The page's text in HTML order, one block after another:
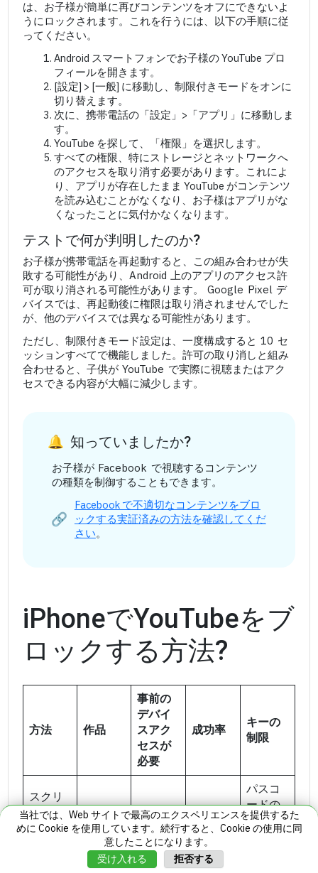
は、お子様が簡単に再びコンテンツをオフにできないよ
うにロックされます。これを行うには、以下の手順に従
ってください。
Android スマートフォンでお子様の YouTube プロ
フィールを開きます。
[設定] > [一般] に移動し、制限付きモードをオンに
切り替えます。
次に、携帯電話の「設定」>「アプリ」に移動しま
す。
YouTube を探して、「権限」を選択します。
すべての権限、特にストレージとネットワークへ
のアクセスを取り消す必要があります。これによ
り、アプリが存在したまま YouTube がコンテンツ
を読み込むことがなくなり、お子様はアプリがな
くなったことに気付かなくなります。
テストで何が判明したのか?
お子様が携帯電話を再起動すると、この組み合わせが失
敗する可能性があり、Android 上のアプリのアクセス許
可が取り消される可能性があります。 Google Pixel デ
バイスでは、再起動後に権限は取り消されませんでした
が、他のデバイスでは異なる可能性があります。
ただし、制限付きモード設定は、一度構成すると 10 セ
ッションすべてで機能しました。許可の取り消しと組み
合わせると、子供が YouTube で実際に視聴またはアク
セスできる内容が大幅に減少します。
知っていましたか?
お子様が Facebook で視聴するコンテンツ
の種類を制御することもできます。
Facebook で不適切なコンテンツをブロ
ックする実証済みの方法を確認してくだ
さい。
iPhoneでYouTubeをブ
ロックする方法?
方法 作品
事前の
デバイ
スアク
セスが
必要
成功率
キーの
制限
スクリ
ーンタ
イム —
はい はい 87%
パスコ
ードの
セキュ
リティ
当社では、Web サイトで最高のエクスペリエンスを提供するた
めに Cookie を使用しています。続行すると、Cookie の使用に同
意したことになります。
受け入れる
拒否する